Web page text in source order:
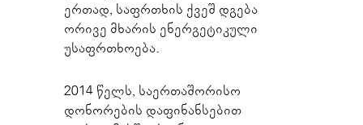
ერთად, საფრთხის ქვეშ დგება
ორივე მხარის ენერგეტიკული
უსაფრთხოება.
2014 წელს, საერთაშორისო
დონორების დაფინანსებით